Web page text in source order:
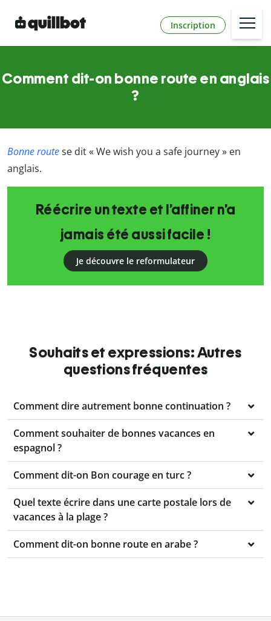
Inscription
Comment dit-on bonne route en anglais
?
Bonne routese dit « We wish you a safe journey » en
anglais.
Réécrire un texte et l’affiner n’a
jamais été aussi facile !
Je découvre le reformulateur
Souhaits et expressions: Autres
questions fréquentes
Comment dire autrement bonne continuation ?
Comment souhaiter de bonnes vacances en
espagnol ?
Comment dit-on Bon courage en turc ?
Quel texte écrire dans une carte postale lors de
vacances à la plage ?
Comment dit-on bonne route en arabe ?